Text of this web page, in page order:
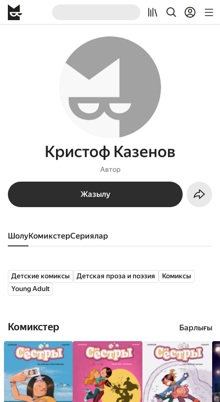
Кристоф Казенов
Автор
Жазылу
Шолу комикстер сериялар
Детские комиксы Детская проза и поэзия
Комиксы
Young Adult
Комикстер Барлығы